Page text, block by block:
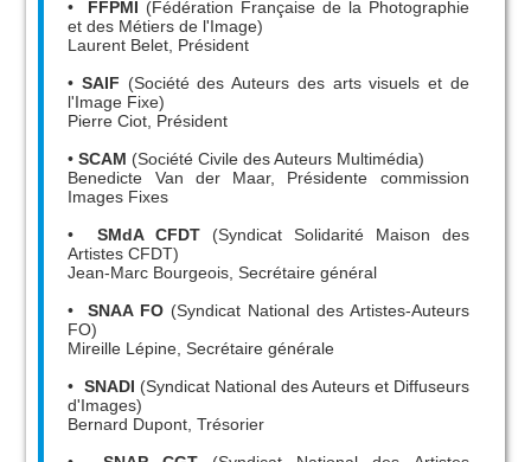
• FFPMI (Fédération Française de la Photographie
et des Métiers de l'Image)
Laurent Belet, Président
•SAIF (Société des Auteurs des arts visuels et de
l'Image Fixe)
Pierre Ciot, Président
•SCAM (Société Civile des Auteurs Multimédia)
Benedicte Van der Maar, Présidente commission
Images Fixes
•SMdA CFDT (Syndicat Solidarité Maison des
Artistes CFDT)
Jean-Marc Bourgeois, Secrétaire général
•SNAA FO (Syndicat National des Artistes-Auteurs
FO)
Mireille Lépine, Secrétaire générale
• SNADI (Syndicat National des Auteurs et Diffuseurs
d'Images)
Bernard Dupont, Trésorier